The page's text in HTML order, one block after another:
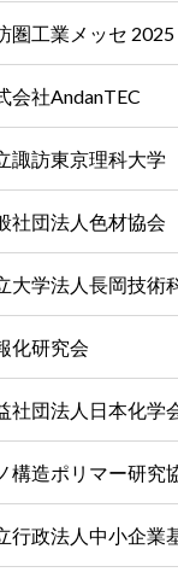
圏工業メッセ 2025
会社AndanTEC
諏訪東京理科大学
社団法人色材協会
大学法人長岡技術
化研究会
社団法人日本化学
構造ポリマー研究
行政法人中小企業